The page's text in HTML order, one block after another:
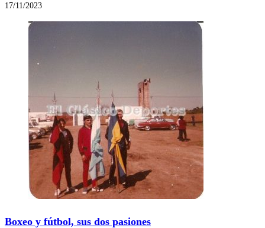
17/11/2023
Boxeo y fútbol, sus dos pasiones